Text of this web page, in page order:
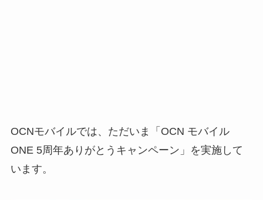
OCNモバイルでは、ただいま「OCN モバイル
ONE 5周年ありがとうキャンペーン」を実施して
います。